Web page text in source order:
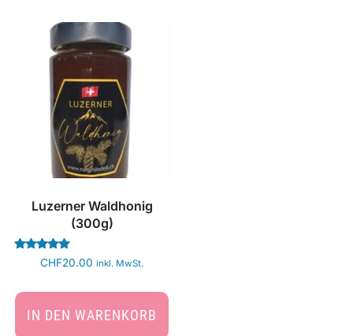
Luzerner Waldhonig
(300g)
Bewertet
mit
von 5
CHF20.00 inkl. MwSt.
IN DEN WARENKORB